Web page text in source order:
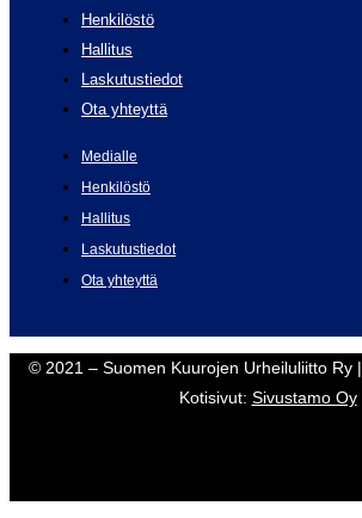
Henkilöstö
Hallitus
Laskutustiedot
Ota yhteyttä
Medialle
Henkilöstö
Hallitus
Laskutustiedot
Ota yhteyttä
© 2021 – Suomen Kuurojen Urheiluliitto Ry |
Kotisivut: Sivustamo Oy